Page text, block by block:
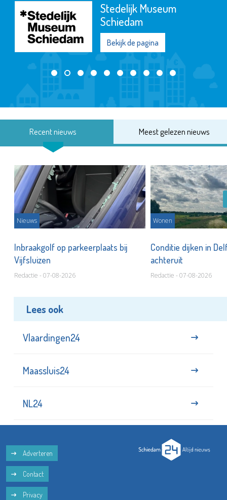
Stedelijk Museum
Schiedam
Bekijk de pagina
Recent nieuws Meest gelezen nieuws
Nieuws
Inbraakgolf op parkeerplaats bij
Vijfsluizen
Redactie - 07-08-2026
Wonen
Conditie dijken in
achteruit
Redactie - 07-08-2026
Lees ook
Vlaardingen24
Maassluis24
NL24
Adverteren
Contact
Privacy